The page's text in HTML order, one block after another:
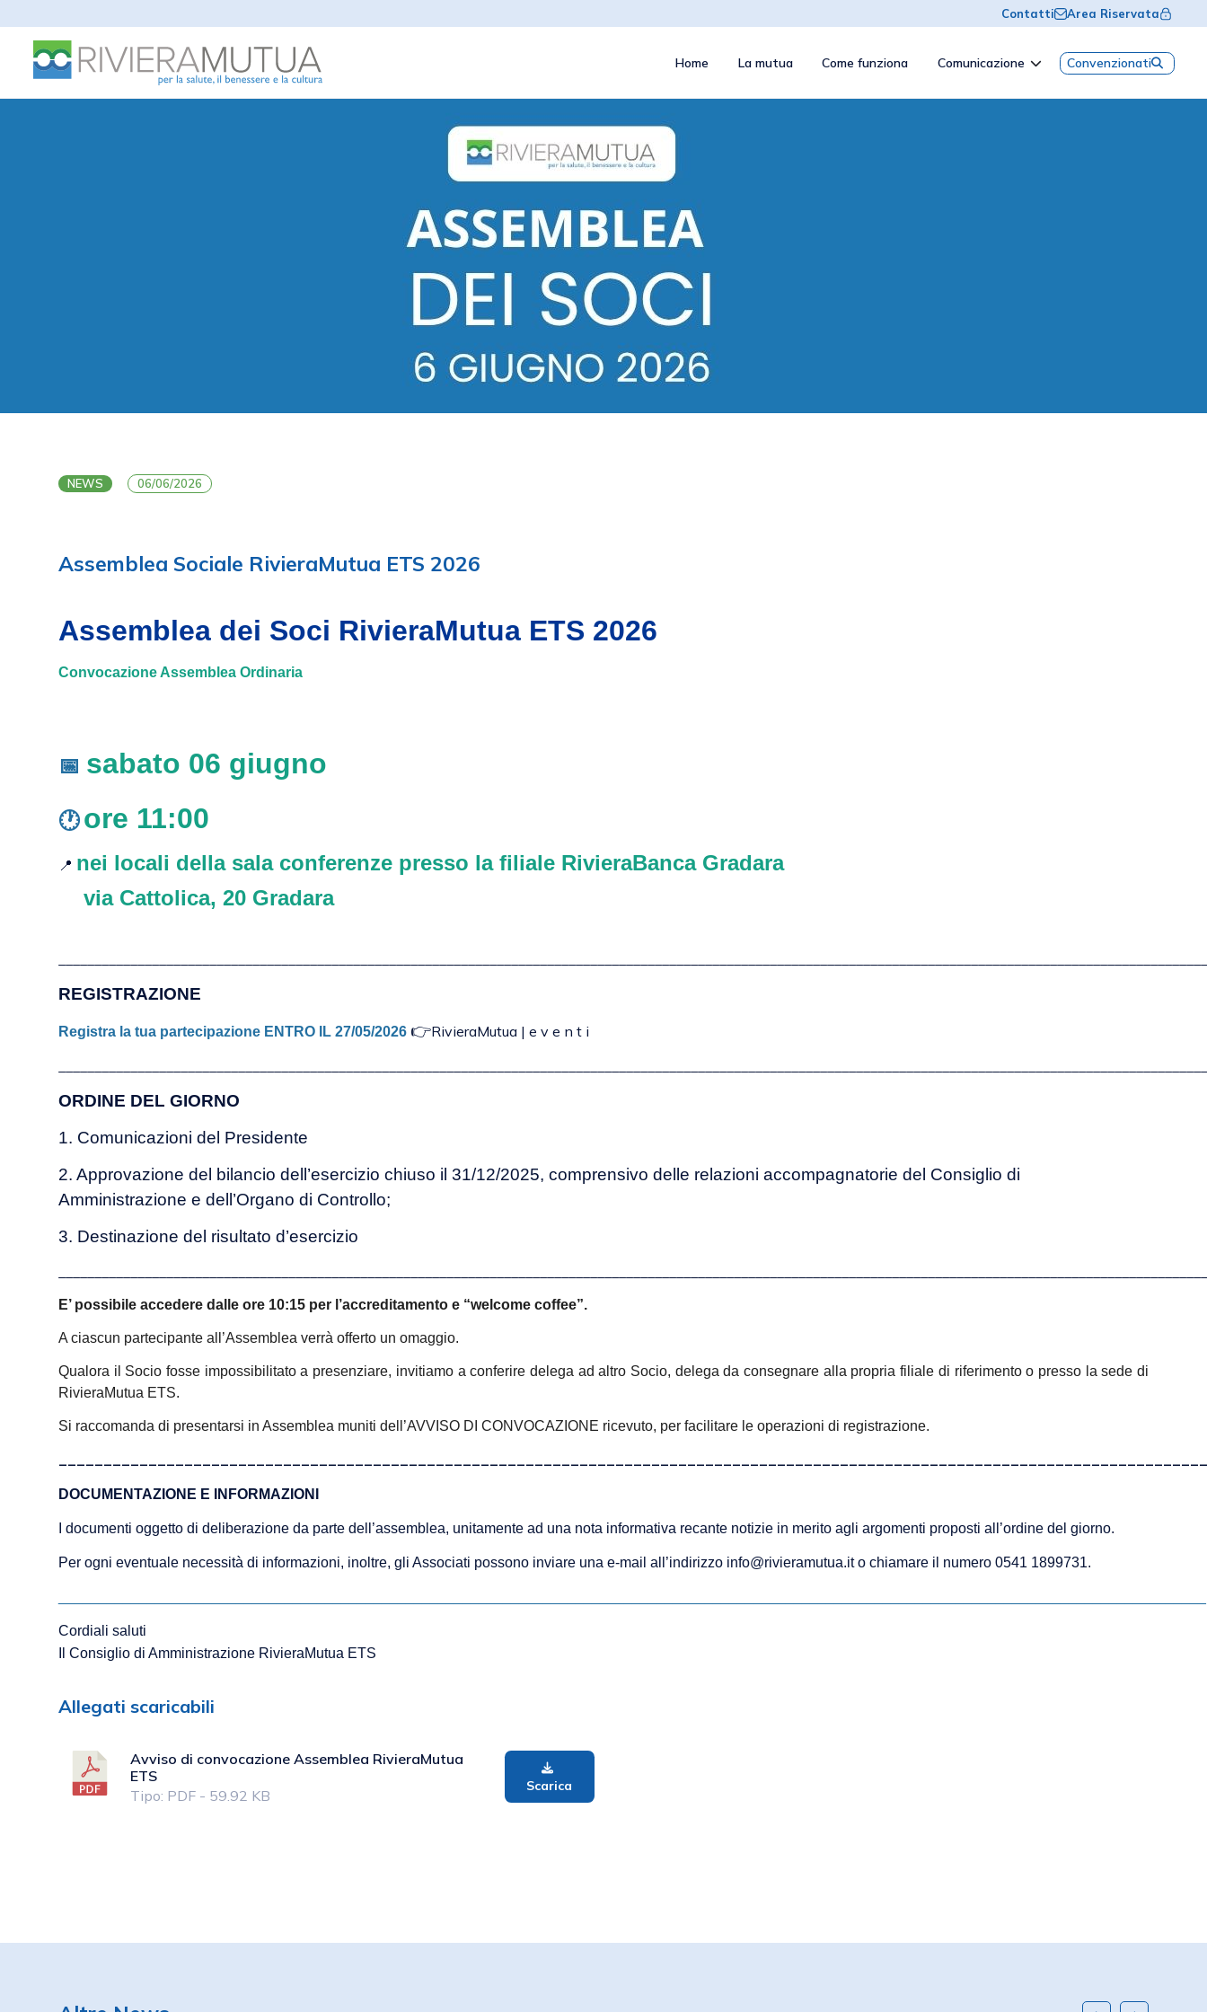
Contatti Area Riservata
Home La mutua Come funziona Comunicazione Convenzionati
NEWS 06/06/2026
Assemblea Sociale RivieraMutua ETS 2026
Assemblea dei Soci RivieraMutua ETS 2026
Convocazione Assemblea Ordinaria
📅 sabato 06 giugno
🕐ore 11:00
📍 nei locali della sala conferenze presso la filiale RivieraBanca Gradara
via Cattolica, 20 Gradara
REGISTRAZIONE
Registra la tua partecipazione ENTRO IL 27/05/2026 👉RivieraMutua | e v e n t i
ORDINE DEL GIORNO
1. Comunicazioni del Presidente
2. Approvazione del bilancio dell’esercizio chiuso il 31/12/2025, comprensivo delle relazioni accompagnatorie del Consiglio di
Amministrazione e dell’Organo di Controllo;
3. Destinazione del risultato d’esercizio
E’ possibile accedere dalle ore 10:15 per l’accreditamento e “welcome coffee”.
A ciascun partecipante all’Assemblea verrà offerto un omaggio.
Qualora il Socio fosse impossibilitato a presenziare, invitiamo a conferire delega ad altro Socio, delega da consegnare alla propria filiale di riferimento o presso la sede di
RivieraMutua ETS.
Si raccomanda di presentarsi in Assemblea muniti dell’AVVISO DI CONVOCAZIONE ricevuto, per facilitare le operazioni di registrazione.
DOCUMENTAZIONE E INFORMAZIONI
I documenti oggetto di deliberazione da parte dell’assemblea, unitamente ad una nota informativa recante notizie in merito agli argomenti proposti all’ordine del giorno.
Per ogni eventuale necessità di informazioni, inoltre, gli Associati possono inviare una e-mail all’indirizzo info@rivieramutua.it o chiamare il numero 0541 1899731.
Cordiali saluti
Il Consiglio di Amministrazione RivieraMutua ETS
Allegati scaricabili
Avviso di convocazione Assemblea RivieraMutua
ETS
Tipo: PDF - 59.92 KB
Scarica